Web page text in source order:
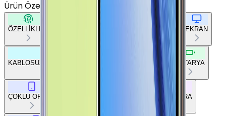
Ürün Özellikleri
ÖZELLİKLER AĞ BAĞLANTILARI EKRAN
KABLOSUZ BAĞLANTILAR DİĞER BAĞLANTILAR BATARYA
ÇOKLU ORTAM TASARIM KAMERA